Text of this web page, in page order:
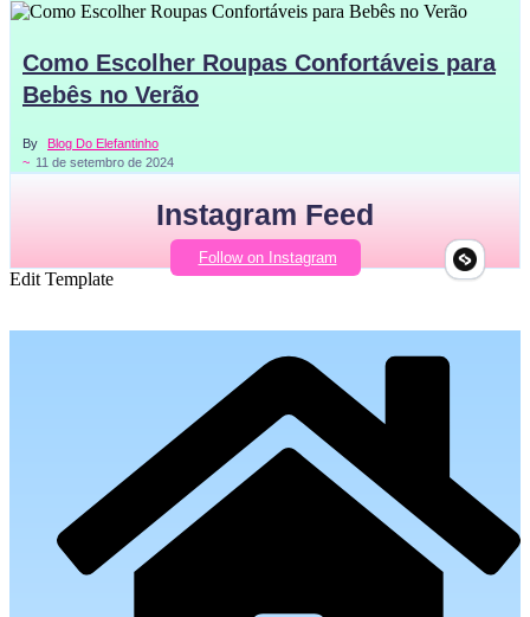
Como Escolher Roupas Confortáveis para
Bebês no Verão
By
Blog Do Elefantinho
~ 11 de setembro de 2024
Instagram Feed
Follow on Instagram
Edit Template